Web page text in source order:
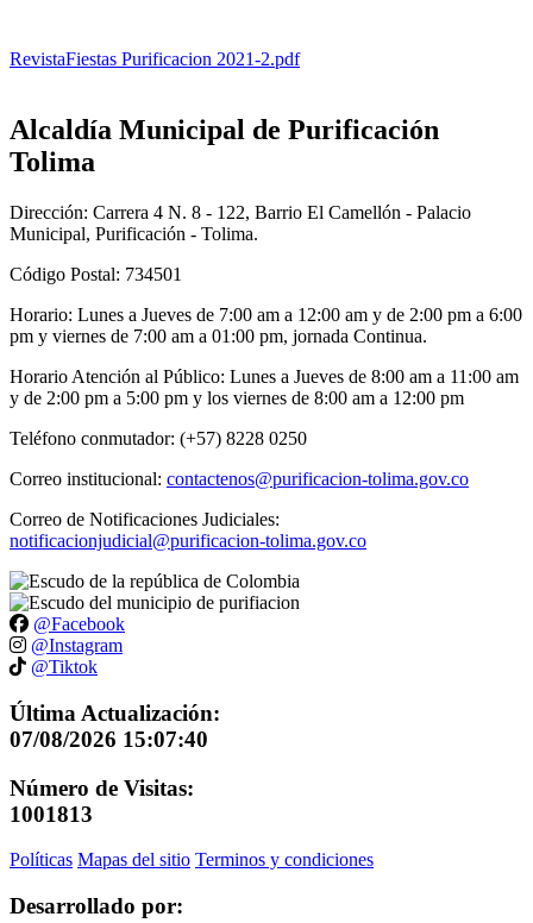
RevistaFiestas Purificacion 2021-2.pdf
Alcaldía Municipal de Purificación
Tolima
Dirección: Carrera 4 N. 8 - 122, Barrio El Camellón - Palacio
Municipal, Purificación - Tolima.
Código Postal: 734501
Horario: Lunes a Jueves de 7:00 am a 12:00 am y de 2:00 pm a 6:00
pm y viernes de 7:00 am a 01:00 pm, jornada Continua.
Horario Atención al Público: Lunes a Jueves de 8:00 am a 11:00 am
y de 2:00 pm a 5:00 pm y los viernes de 8:00 am a 12:00 pm
Teléfono conmutador: (+57) 8228 0250
Correo institucional: contactenos@purificacion-tolima.gov.co
Correo de Notificaciones Judiciales:
notificacionjudicial@purificacion-tolima.gov.co
@Facebook
@Instagram
@Tiktok
Última Actualización:
07/08/2026 15:07:40
Número de Visitas:
1001813
Políticas Mapas del sitio Terminos y condiciones
Desarrollado por: